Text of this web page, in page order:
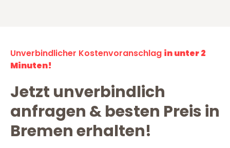
Unverbindlicher Kostenvoranschlag in unter 2
Minuten!
Jetzt unverbindlich
anfragen & besten Preis in
Bremen erhalten!